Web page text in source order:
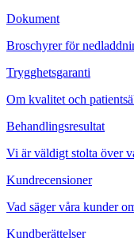
Dokument
Broschyrer för
Trygghetsgaranti
Om kvalitet och
Behandlingsresultat
Vi är väldigt stolta över
Kundrecensioner
Vad säger våra kunder
Kundberättelser